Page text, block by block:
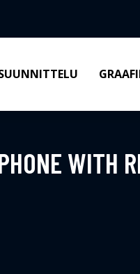
WITH